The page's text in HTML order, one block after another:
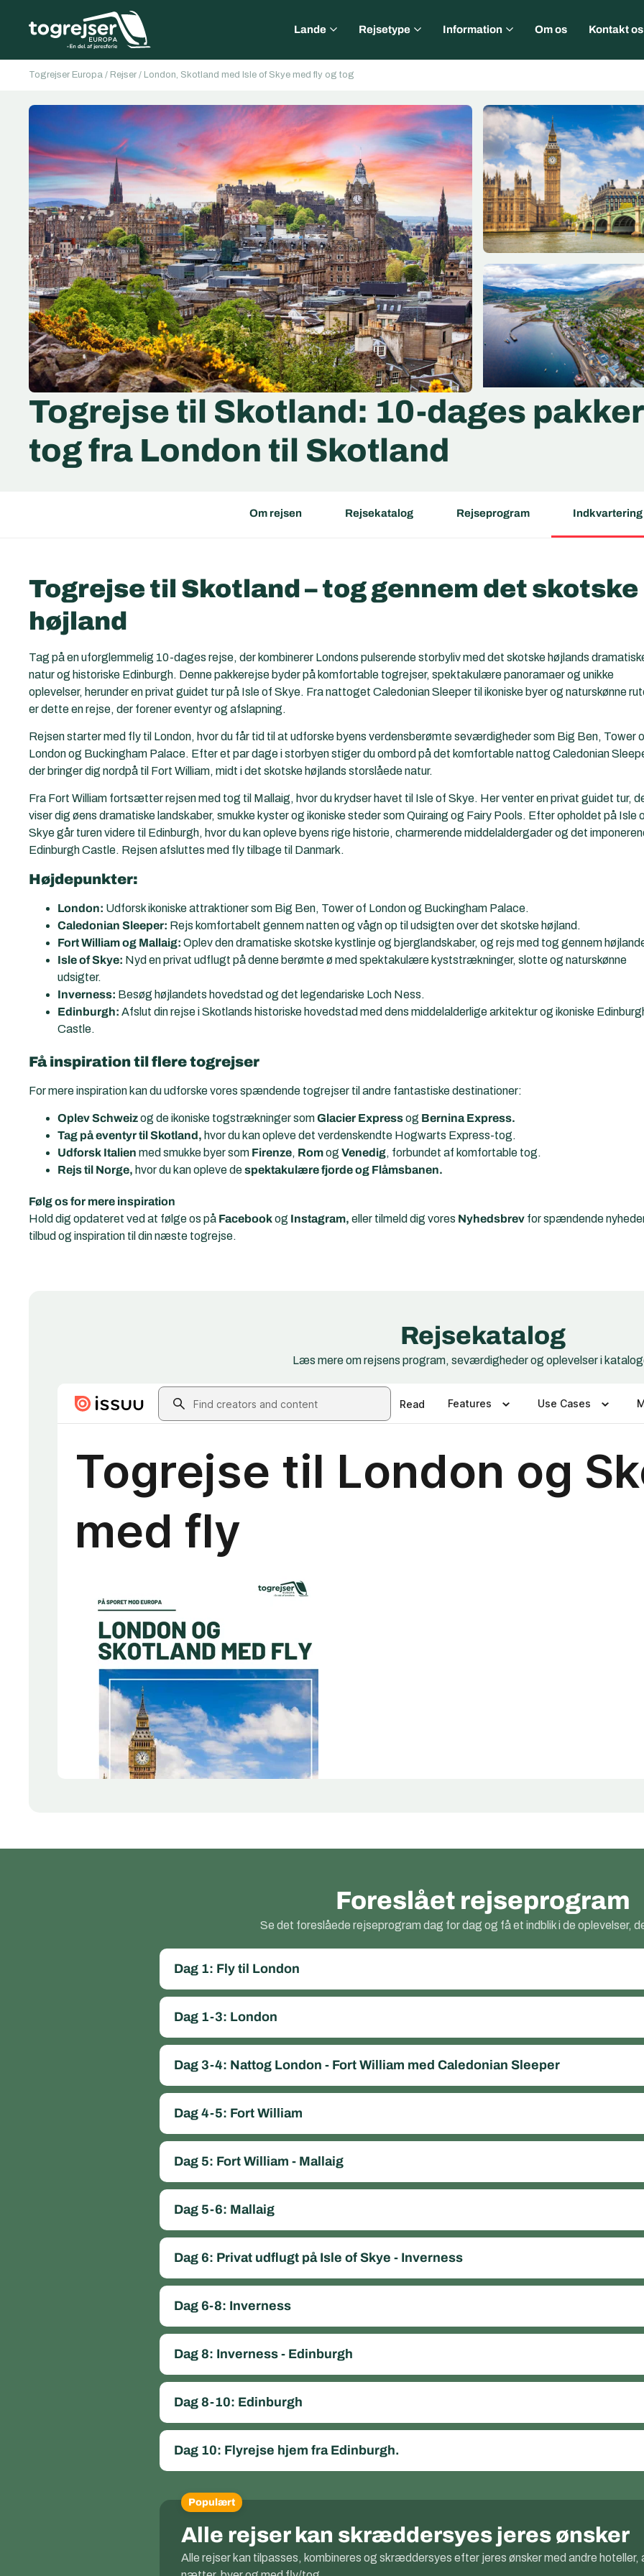
Lande Rejsetype Information Om os Kontakt os
Togrejser Europa / Rejser / London, Skotland med Isle of Skye med fly og tog
Togrejse til Skotland: 10-dages
tog fra London til Skotland
Om rejsen Rejsekatalog Rejseprogram Indkvartering
Togrejse til Skotland – tog gennem det skotske
højland
Tag på en uforglemmelig 10-dages rejse, der kombinerer Londons pulserende storbyliv med det skotske højlands
natur og historiske Edinburgh. Denne pakkerejse byder på komfortable togrejser, spektakulære panoramaer og unikke
oplevelser, herunder en privat guidet tur på Isle of Skye. Fra nattoget Caledonian Sleeper til ikoniske byer og naturskønne
er dette en rejse, der forener eventyr og afslapning.
Rejsen starter med fly til London, hvor du får tid til at udforske byens verdensberømte seværdigheder som Big Ben, Tower
London og Buckingham Palace. Efter et par dage i storbyen stiger du ombord på det komfortable nattog Caledonian
der bringer dig nordpå til Fort William, midt i det skotske højlands storslåede natur.
Fra Fort William fortsætter rejsen med tog til Mallaig, hvor du krydser havet til Isle of Skye. Her venter en privat guidet tur,
viser dig øens dramatiske landskaber, smukke kyster og ikoniske steder som Quiraing og Fairy Pools. Efter opholdet på Isle
Skye går turen videre til Edinburgh, hvor du kan opleve byens rige historie, charmerende middelaldergader og det
Edinburgh Castle. Rejsen afsluttes med fly tilbage til Danmark.
Højdepunkter:
London: Udforsk ikoniske attraktioner som Big Ben, Tower of London og Buckingham Palace.
Caledonian Sleeper: Rejs komfortabelt gennem natten og vågn op til udsigten over det skotske højland.
Fort William og Mallaig: Oplev den dramatiske skotske kystlinje og bjerglandskaber, og rejs med tog gennem
Isle of Skye: Nyd en privat udflugt på denne berømte ø med spektakulære kyststrækninger, slotte og naturskønne
udsigter.
Inverness: Besøg højlandets hovedstad og det legendariske Loch Ness.
Edinburgh: Afslut din rejse i Skotlands historiske hovedstad med dens middelalderlige arkitektur og ikoniske
Castle.
Få inspiration til flere togrejser
For mere inspiration kan du udforske vores spændende togrejser til andre fantastiske destinationer:
Oplev Schweizog de ikoniske togstrækninger somGlacier Expressog Bernina Express.
Tag på eventyr til Skotland, hvor du kan opleve det verdenskendte Hogwarts Express-tog.
Udforsk Italien med smukke byer som Firenze, Romog Venedig, forbundet af komfortable tog.
Rejs til Norge, hvor du kan opleve despektakulære fjorde og Flåmsbanen.
Følg os for mere inspiration
Hold dig opdateret ved at følge os på Facebookog Instagram, eller tilmeld dig vores Nyhedsbrev for spændende
tilbud og inspiration til din næste togrejse.
Rejsekatalog
Læs mere om rejsens program, seværdigheder og oplevelser i
Foreslået rejseprogram
Se det foreslåede rejseprogram dag for dag og få et indblik i de oplevelser,
Dag 1: Fly til London
Dag 1-3: London
Dag 3-4: Nattog London - Fort William med Caledonian Sleeper
Dag 4-5: Fort William
Dag 5: Fort William - Mallaig
Dag 5-6: Mallaig
Dag 6: Privat udflugt på Isle of Skye - Inverness
Dag 6-8: Inverness
Dag 8: Inverness - Edinburgh
Dag 8-10: Edinburgh
Dag 10: Flyrejse hjem fra Edinburgh.
Populært
Alle rejser kan skræddersyes jeres ønsker
Alle rejser kan tilpasses, kombineres og skræddersyes efter jeres ønsker med andre hoteller,